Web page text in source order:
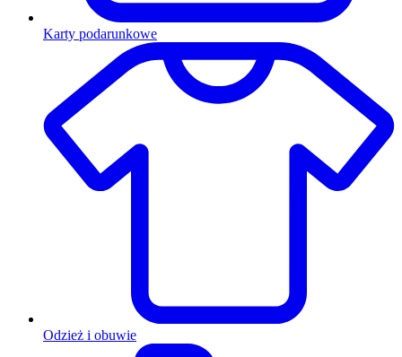
Karty podarunkowe
Odzież i obuwie